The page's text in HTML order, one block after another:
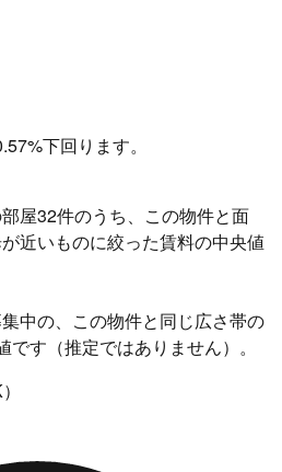
下回ります。
屋32件のうち、この物件と面
近いものに絞った賃料の中央値
中の、この物件と同じ広さ帯の
す（推定ではありません）。